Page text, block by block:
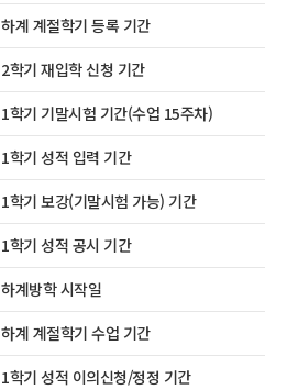
하계 계절학기 등록 기간
2학기 재입학 신청 기간
1학기 기말시험 기간(수업 15주차)
1학기 성적 입력 기간
1학기 보강(기말시험 가능) 기간
1학기 성적 공시 기간
하계방학 시작일
하계 계절학기 수업 기간
1학기 성적 이의신청/정정 기간